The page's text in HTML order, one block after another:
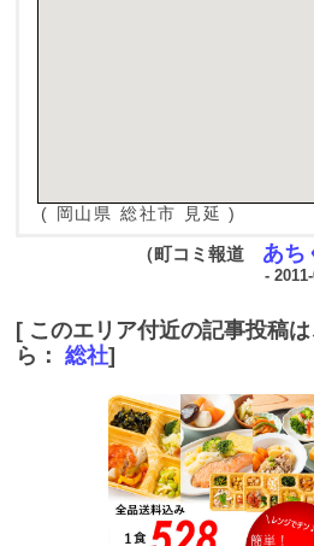
( 岡山県 総社市 見延 )
（町コミ報道 あち
- 2011-
[ このエリア付近の記事投稿
ら： 総社]